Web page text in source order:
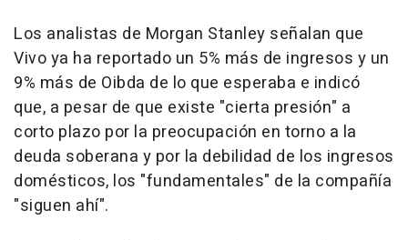
Los analistas de Morgan Stanley señalan que
Vivo ya ha reportado un 5% más de ingresos y un
9% más de Oibda de lo que esperaba e indicó
que, a pesar de que existe "cierta presión" a
corto plazo por la preocupación en torno a la
deuda soberana y por la debilidad de los ingresos
domésticos, los "fundamentales" de la compañía
"siguen ahí".